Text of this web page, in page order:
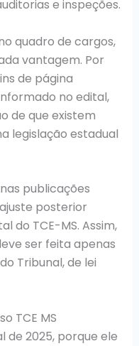
e inspeções.
quadro de cargos,
vantagem. Por
de página
no edital,
de que existem
legislação estadual
publicações
posterior
do TCE-MS. Assim,
ser feita apenas
Tribunal, de lei
TCE MS
de 2025, porque ele